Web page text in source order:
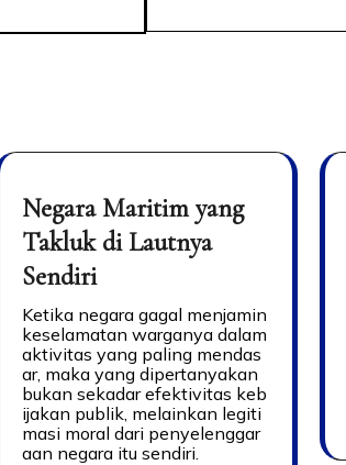
Negara Maritim yang
Takluk di Lautnya
Sendiri
Ketika negara gagal menjamin
keselamatan warganya dalam
aktivitas yang paling mendas
ar, maka yang dipertanyakan
bukan sekadar efektivitas keb
ijakan publik, melainkan legiti
masi moral dari penyelenggar
aan negara itu sendiri.